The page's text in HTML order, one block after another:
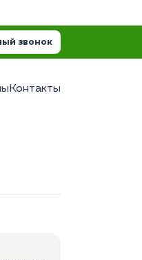
звонок
Контакты